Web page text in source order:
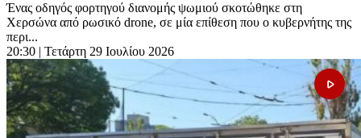
Ένας οδηγός φορτηγού διανομής ψωμιού σκοτώθηκε στη
Χερσώνα από ρωσικό drone, σε μία επίθεση που ο κυβερνήτης της
περι...
20:30 | Τετάρτη 29 Ιουλίου 2026